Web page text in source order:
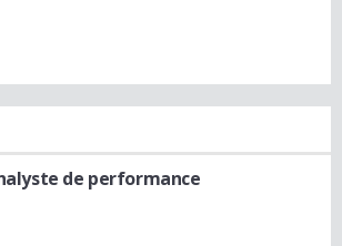
de performance